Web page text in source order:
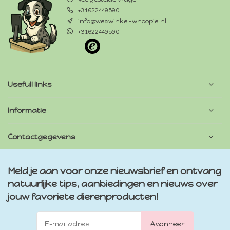
+31622449590
info@webwinkel-whoopie.nl
+31622449590
Usefull links
Informatie
Contactgegevens
Meld je aan voor onze nieuwsbrief en ontvang
natuurlijke tips, aanbiedingen en nieuws over
jouw favoriete dierenproducten!
Abonneer